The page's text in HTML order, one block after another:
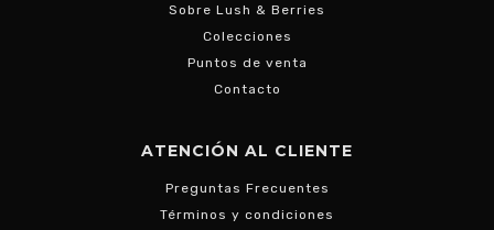
Sobre Lush & Berries
Colecciones
Puntos de venta
Contacto
ATENCIÓN AL CLIENTE
Preguntas Frecuentes
Términos y condiciones